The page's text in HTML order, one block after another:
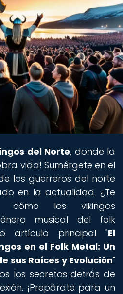
del Norte, donde la
vida! Sumérgete en el
los guerreros del norte
en la actualidad. ¿Te
cómo los vikingos
musical del folk
artículo principal "El
en el Folk Metal: Un
sus Raíces y Evolución"
los secretos detrás de
¡Prepárate para un